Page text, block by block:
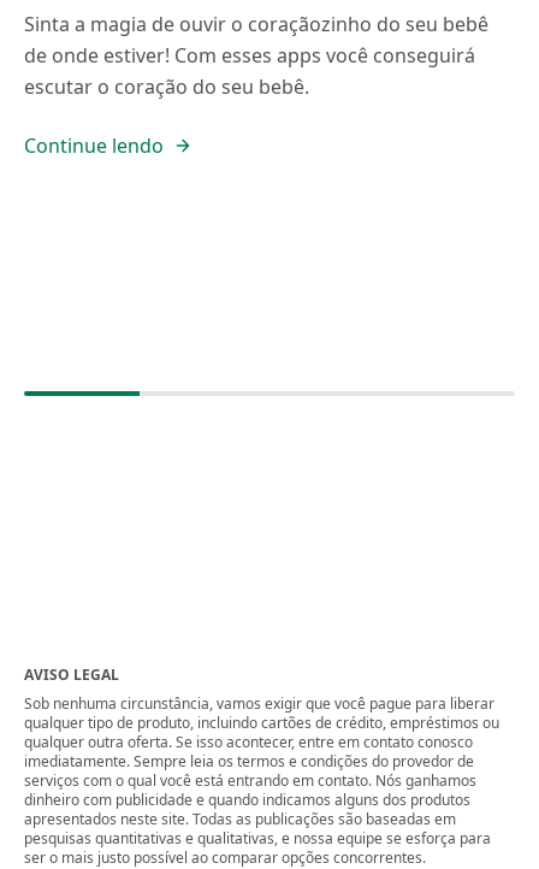
Sinta a magia de ouvir o coraçãozinho do seu bebê
de onde estiver! Com esses apps você conseguirá
escutar o coração do seu bebê.
Continue lendo
AVISO LEGAL
Sob nenhuma circunstância, vamos exigir que você pague para liberar
qualquer tipo de produto, incluindo cartões de crédito, empréstimos ou
qualquer outra oferta. Se isso acontecer, entre em contato conosco
imediatamente. Sempre leia os termos e condições do provedor de
serviços com o qual você está entrando em contato. Nós ganhamos
dinheiro com publicidade e quando indicamos alguns dos produtos
apresentados neste site. Todas as publicações são baseadas em
pesquisas quantitativas e qualitativas, e nossa equipe se esforça para
ser o mais justo possível ao comparar opções concorrentes.